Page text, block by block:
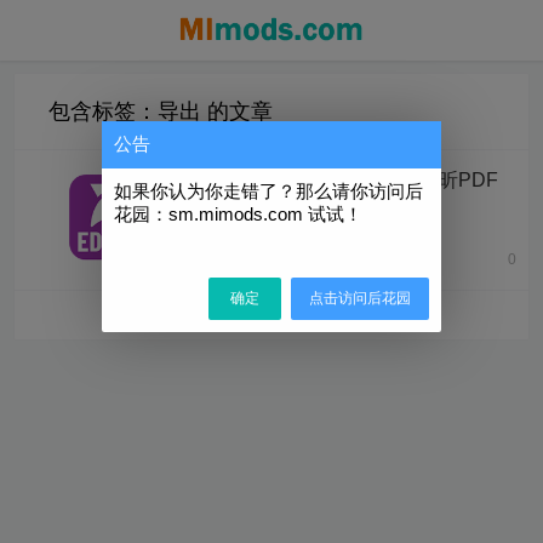
包含标签：导出 的文章
Foxit PDF Editor Pro「福昕PDF
文件编辑转换阅读器」
v14.0.1.33197 官方完整版 + 注册
0
公告
如果你认为你走错了？那么请你访问后
花园：sm.mimods.com 试试！
确定 点击访问后花园